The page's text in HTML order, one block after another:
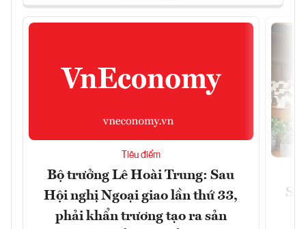
Tiêu điểm
Bộ trưởng Lê Hoài Trung: Sau
Hội nghị Ngoại giao lần thứ 33,
phải khẩn trương tạo ra sản